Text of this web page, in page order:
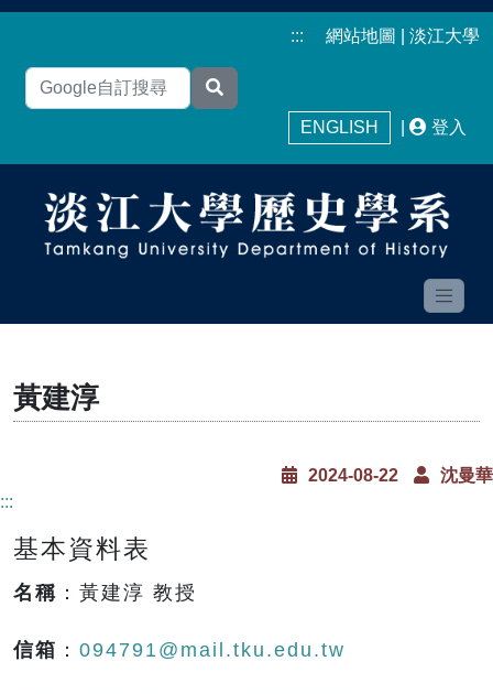
::: 網站地圖 淡江大學
ENGLISH 登入
黃建淳
2024-08-22
沈曼華
:::
基本資料表
名稱 ：黃建淳 教授
信箱 ： 094791@mail.tku.edu.tw